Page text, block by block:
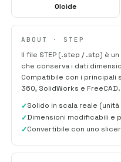
Oloide
ABOUT · STEP
Il file STEP (.step / .stp) è
che conserva i dati
Compatibile con i principali
360, SolidWorks e FreeCAD.
Solido in scala reale (unità
Dimensioni modificabili e
Convertibile con uno